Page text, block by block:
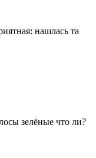
нашлась та
зелёные что ли?